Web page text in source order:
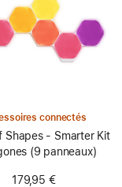
connectés
Shapes - Smarter Kit
(9 panneaux)
179,95 €